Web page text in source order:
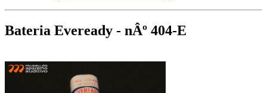
Bateria Eveready - nÂº 404-E